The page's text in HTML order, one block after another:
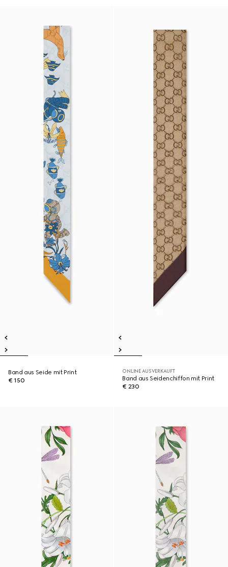
Band aus Seide mit Print
€ 150
ONLINE AUSVERKAUFT
Band aus Seidenchiffon mit Print
€ 230